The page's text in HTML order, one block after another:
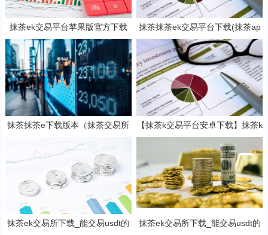
抹茶ek交易平台苹果版官方下载
抹茶b钱包v6.2.3下载地址
抹茶抹茶ek交易平台下载(抹茶ap
p专业版v8.2.4下载)
抹茶抹茶e下载版本（抹茶交易所
【抹茶k交易平台安卓下载】抹茶k
钱包官网2023下载v7.3.5
抹茶ek交易所下载_能交易usdt的
抹茶ek交易所下载_能交易usdt的